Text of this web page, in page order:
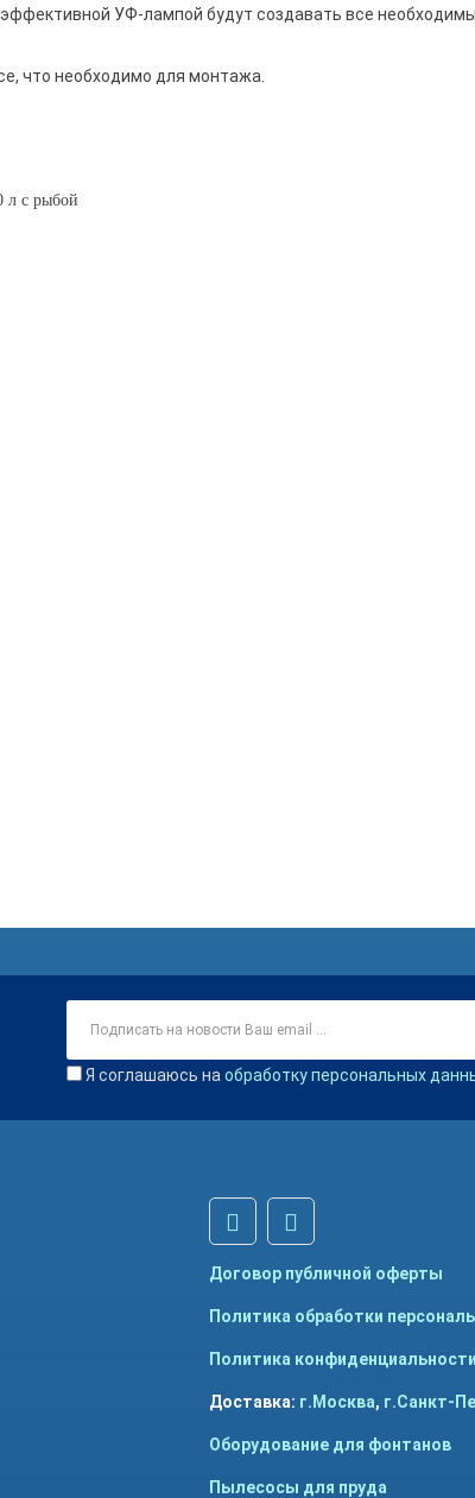
УФ-лампой будут создавать все
что необходимо для монтажа.
л с рыбой
Я соглашаюсь на обработку персональных
Договор публичной оферты
Политика обработки
Политика конфиденциальности
Доставка: г.Москва, г.Санкт-
Оборудование для фонтанов
Пылесосы для пруда